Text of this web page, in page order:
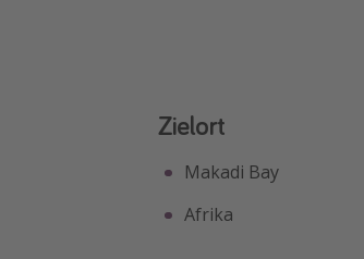
Zielort
Makadi Bay
Afrika